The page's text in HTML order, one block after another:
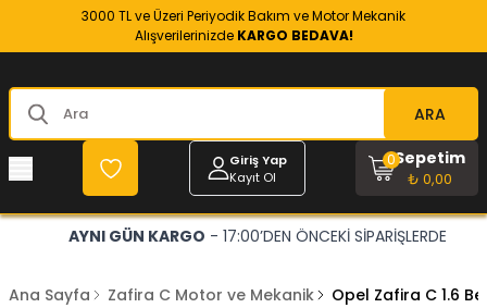
3000 TL ve Üzeri Periyodik Bakım ve Motor Mekanik
Alışverilerinizde KARGO BEDAVA!
ARA
Giriş Yap
Kayıt Ol
Sepetim
₺ 0,00
0
AYNI GÜN KARGO - 17:00’DEN ÖNCEKİ SİPARİŞLERDE
Ana Sayfa Zafira C Motor ve Mekanik Opel Zafira C 1.6